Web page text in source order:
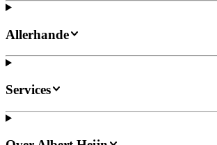
Allerhande
Services